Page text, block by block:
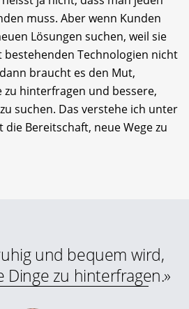
muss. Aber wenn Kunden
Lösungen suchen, weil sie
Technologien nicht
braucht es den Mut,
hinterfragen und bessere,
suchen. Das verstehe ich unter
Bereitschaft, neue Wege zu
und bequem wird,
Dinge zu hinterfragen.»